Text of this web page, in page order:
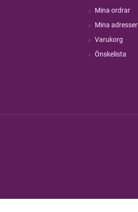
Mina ordrar
Mina adresser
Varukorg
Önskelista